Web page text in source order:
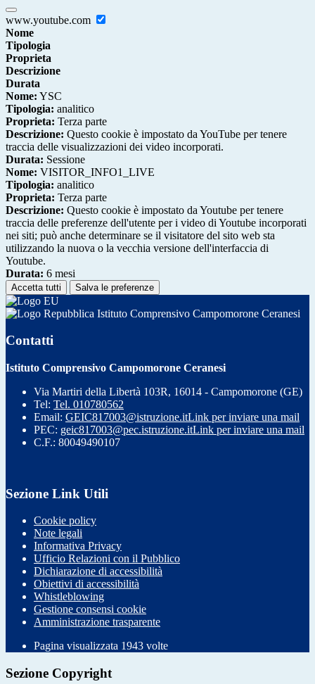
www.youtube.com
Nome
Tipologia
Proprieta
Descrizione
Durata
Nome: YSC
Tipologia: analitico
Proprieta: Terza parte
Descrizione: Questo cookie è impostato da YouTube per tenere
traccia delle visualizzazioni dei video incorporati.
Durata: Sessione
Nome: VISITOR_INFO1_LIVE
Tipologia: analitico
Proprieta: Terza parte
Descrizione: Questo cookie è impostato da Youtube per tenere
traccia delle preferenze dell'utente per i video di Youtube incorporati
nei siti; può anche determinare se il visitatore del sito web sta
utilizzando la nuova o la vecchia versione dell'interfaccia di
Youtube.
Durata: 6 mesi
Accetta tutti Salva le preferenze
Istituto Comprensivo Campomorone Ceranesi
Contatti
Istituto Comprensivo Campomorone Ceranesi
Via Martiri della Libertà 103R, 16014 - Campomorone (GE)
Tel: Tel. 010780562
Email: GEIC817003@istruzione.itLink per inviare una mail
PEC: geic817003@pec.istruzione.itLink per inviare una mail
C.F.: 80049490107
Sezione Link Utili
Cookie policy
Note legali
Informativa Privacy
Ufficio Relazioni con il Pubblico
Dichiarazione di accessibilità
Obiettivi di accessibilità
Whistleblowing
Gestione consensi cookie
Amministrazione trasparente
Pagina visualizzata 1943 volte
Sezione Copyright